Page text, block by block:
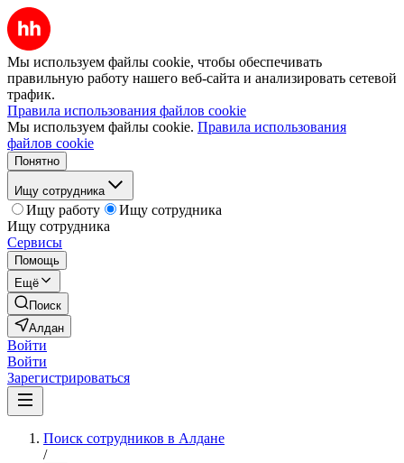
Мы используем файлы cookie, чтобы обеспечивать
правильную работу нашего веб-сайта и анализировать сетевой
трафик.
Правила использования файлов cookie
Мы используем файлы cookie. Правила использования
файлов cookie
Понятно
Ищу сотрудника
Ищу работу
Ищу сотрудника
Ищу сотрудника
Сервисы
Помощь
Ещё
Поиск
Алдан
Войти
Войти
Зарегистрироваться
Поиск сотрудников в Алдане
/